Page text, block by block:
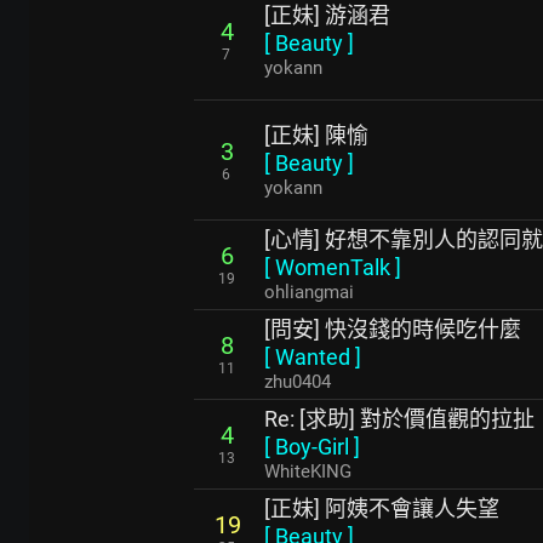
4
7
[正妹] 游涵君
[ Beauty]
yokann
3
6
[正妹] 陳愉
[ Beauty]
yokann
6
19
[心情] 好想不靠別人的認同
[WomenTalk]
ohliangmai
8
11
[問安] 快沒錢的時候吃什麼
[Wanted ]
zhu0404
4
13
Re: [求助] 對於價值觀的拉扯
[ Boy-Girl ]
WhiteKING
19
[正妹] 阿姨不會讓人失望
[ Beauty]